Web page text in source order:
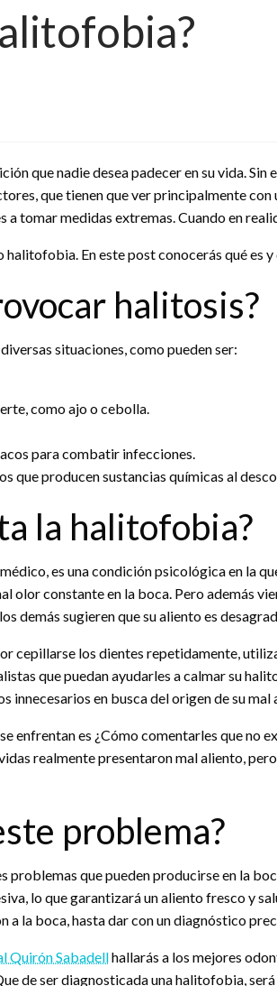
que nadie desea padecer en su vida.
que tienen que ver principalmente
a tomar medidas extremas. Cuando en
En este post conocerás qué es
halitosis?
situaciones, como pueden ser:
como ajo o cebolla.
para combatir infecciones.
que producen sustancias químicas al
la halitofobia?
es una condición psicológica en la
olor constante en la boca. Pero además
demás sugieren que su aliento es
cepillarse los dientes repetidamente,
que puedan ayudarles a calmar su
innecesarios en busca del origen de su mal
enfrentan es ¿Cómo comentarles que
realmente presentaron mal aliento,
problema?
problemas que pueden producirse en la
lo que garantizará un aliento fresco y
a la boca, hasta dar con un diagnóstico
Quirón Sabadellhallarás a los mejores
de ser diagnosticada una halitofobia,